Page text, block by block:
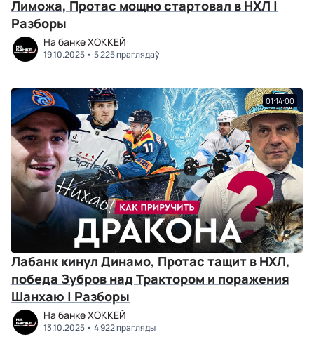
Лиможа, Протас мощно стартовал в НХЛ |
Разборы
На банке ХОККЕЙ
19.10.2025 5 225 праглядаў
01:14:00
Лабанк кинул Динамо, Протас тащит в НХЛ,
победа Зубров над Трактором и поражения
Шанхаю | Разборы
На банке ХОККЕЙ
13.10.2025 4 922 прагляды